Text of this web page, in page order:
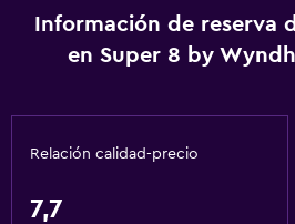
Información de reserva
en Super 8 by
Relación calidad-precio
7,7